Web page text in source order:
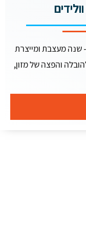
מובילה בתחום הקירור, מזה למעלה מ50- שנה מעצבת ומייצרת
והפצה של מזון,